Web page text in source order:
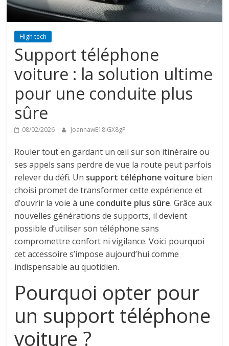
High tech
Support téléphone
voiture : la solution ultime
pour une conduite plus
sûre
08/02/2026 JoannawE18lGX8gP
Rouler tout en gardant un œil sur son itinéraire ou
ses appels sans perdre de vue la route peut parfois
relever du défi. Un support téléphone voiture bien
choisi promet de transformer cette expérience et
d’ouvrir la voie à une conduite plus sûre. Grâce aux
nouvelles générations de supports, il devient
possible d’utiliser son téléphone sans
compromettre confort ni vigilance. Voici pourquoi
cet accessoire s’impose aujourd’hui comme
indispensable au quotidien.
Pourquoi opter pour
un support téléphone
voiture ?